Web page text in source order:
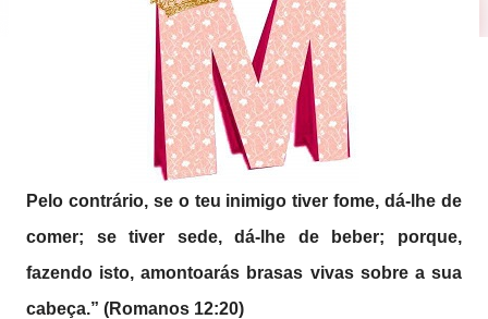
Pelo contrário, se o teu inimigo tiver fome, dá-lhe de
comer; se tiver sede, dá-lhe de beber; porque,
fazendo isto, amontoarás brasas vivas sobre a sua
cabeça.” (Romanos 12:20)